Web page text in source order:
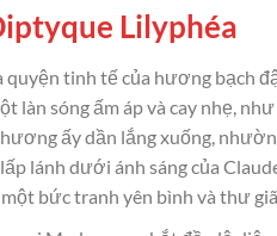
Lilyphéa
tinh tế của hương bạch
làn sóng ấm áp và cay nhẹ,
ấy dần lắng xuống,
lánh dưới ánh sáng của
bức tranh yên bình và thư